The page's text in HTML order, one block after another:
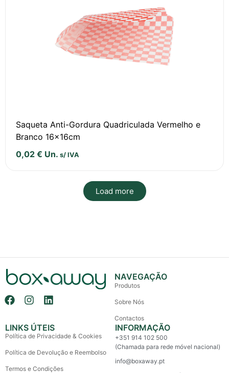
Saqueta Anti-Gordura Quadriculada Vermelho e
Branco 16x16cm
0,02 € Un. s/ IVA
Load more
NAVEGAÇÃO
Produtos
Sobre Nós
Contactos
LINKS ÚTEIS
Política de Privacidade & Cookies
Política de Devolução e Reembolso
Termos e Condições
INFORMAÇÃO
+351 914 102 500
(Chamada para rede móvel nacional)
info@boxaway.pt